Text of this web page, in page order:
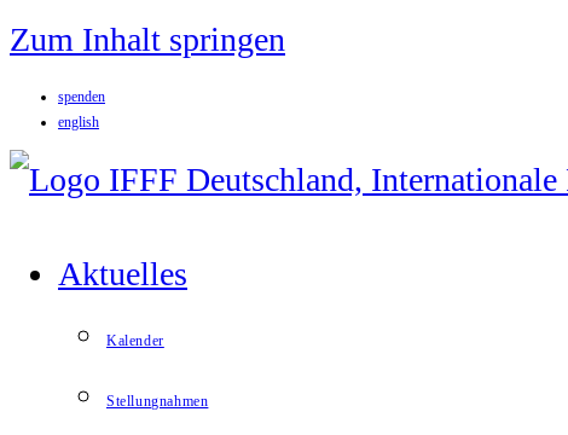
Zum Inhalt springen
spenden
english
Aktuelles
Kalender
Stellungnahmen